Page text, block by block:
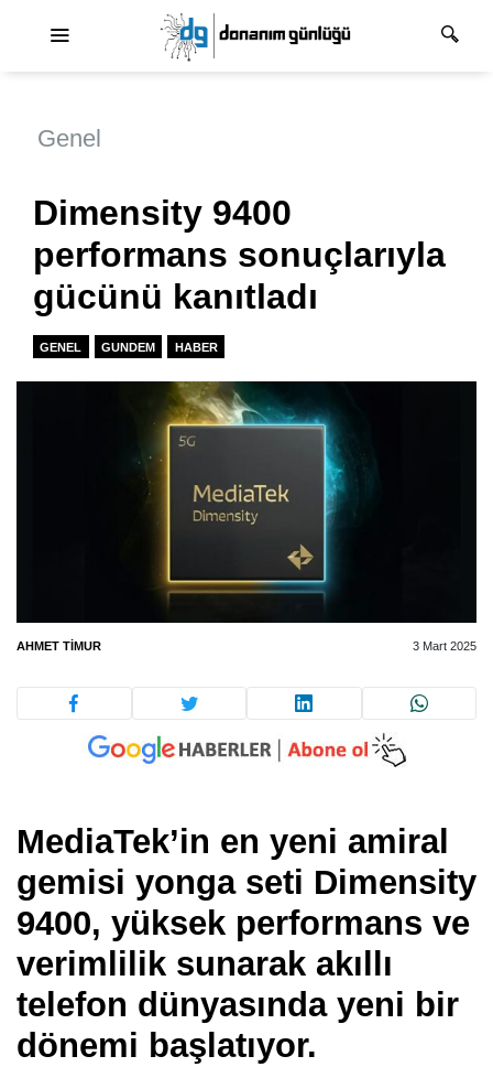
Genel
Dimensity 9400
performans sonuçlarıyla
gücünü kanıtladı
GENEL GUNDEM HABER
AHMET TIMUR 3 Mart 2025
MediaTek’in en yeni amiral
gemisi yonga seti Dimensity
9400, yüksek performans ve
verimlilik sunarak akıllı
telefon dünyasında yeni bir
dönemi başlatıyor.